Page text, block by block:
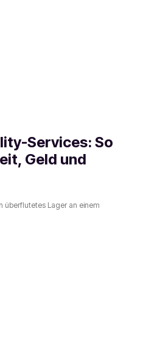
Services: So
Geld und
überflutetes Lager an einem